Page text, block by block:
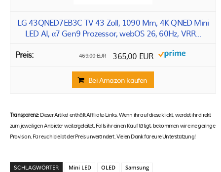
LG 43QNED7EB3C TV 43 Zoll, 1090 Mm, 4K QNED Mini
LED AI, α7 Gen9 Prozessor, webOS 26, 60Hz, VRR...
469,00 EUR 365,00 EUR
Bei Amazon kaufen
Transparenz:Dieser Artikel enthält Affiliate-Links. Wenn ihr auf diese klickt, werdet ihr direkt
zum jeweiligen Anbieter weitergeleitet. Falls ihr einen Kauf tätigt, bekommen wir eine geringe
Provision. Für euch bleibt der Preis unverändert. Vielen Dank für eure Unterstützung!
SCHLAGWÖRTER Mini LED OLED Samsung